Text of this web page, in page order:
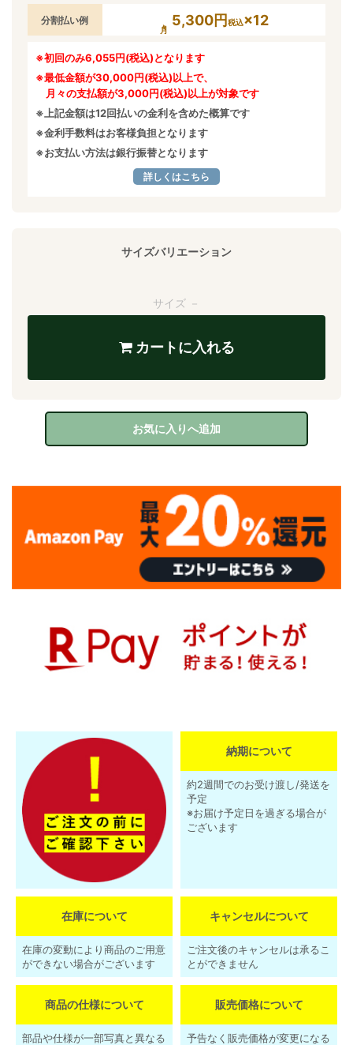
分割払い例 5,300円税込×12
※初回のみ6,055円(税込)となります
※最低金額が30,000円(税込)以上で、
月々の支払額が3,000円(税込)以上が対象です
※上記金額は12回払いの金利を含めた概算です
※金利手数料はお客様負担となります
※お支払い方法は銀行振替となります
詳しくはこちら
サイズバリエーション
サイズ －
カートに入れる
お気に入りへ追加
納期について
約2週間でのお受け渡し/発送を
予定
※お届け予定日を過ぎる場合が
ございます
在庫について
在庫の変動により商品のご用意
ができない場合がございます
キャンセルについて
ご注文後のキャンセルは承るこ
とができません
商品の仕様について
部品や仕様が一部写真と異なる
販売価格について
予告なく販売価格が変更になる